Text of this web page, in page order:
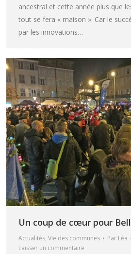
ancestral et cette année plus que
tout se fera « maison ». Car le
par les innovations…
Un coup de cœur pour
Actualités, Vie des communes Par Léa
Laisser un commentaire